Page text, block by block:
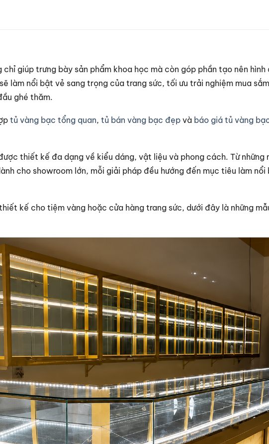
giúp trưng bày sản phẩm khoa học mà còn góp phần tạo nên hình
làm nổi bật vẻ sang trọng của trang sức, tối ưu trải nghiệm mua
ghé thăm.
tủ vàng bạc tổng quan, tủ bán vàng bạc đẹp và báo giá tủ vàng
thiết kế đa dạng về kiểu dáng, vật liệu và phong cách. Từ những
cho showroom lớn, mỗi giải pháp đều hướng đến mục tiêu làm nổi
kế cho tiệm vàng hoặc cửa hàng trang sức, dưới đây là những